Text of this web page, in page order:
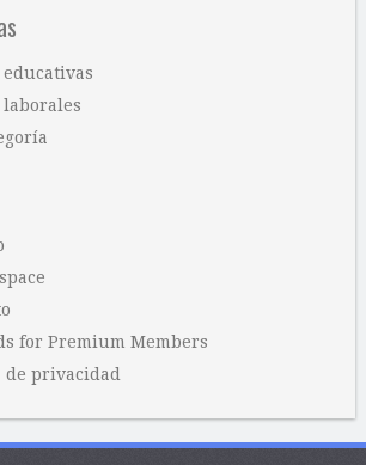
educativas
laborales
for Premium Members
de privacidad